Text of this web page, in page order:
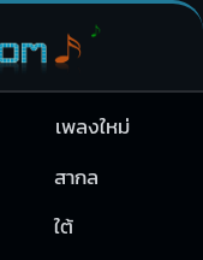
เพลงใหม่
สากล
ใต้